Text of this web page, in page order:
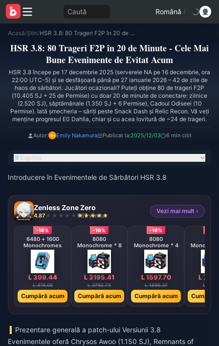
Caută Română /
Acasă/Știri/ HSR 3.8: 80 Trageri F2P în 20 de Minute - Cele Mai Bune Evenimente de Evitat Acum
HSR 3.8: 80 Trageri F2P în 20 de Minute - Cele Mai
Bune Evenimente de Evitat Acum
HSR 3.8 începe pe 17 decembrie 2025 (serverele NA pe 16 decembrie, ora
22:00 UTC-5) și se desfășoară până pe 27 ianuarie 2026 – 42 de zile de
haos de sărbători. Jucători ocazionali? Puteți obține 80 de trageri F2P
(10.405 SJ + 25 de Permise) cu doar 20 de minute de conectare: zilnice
(2.520 SJ), săptămânale (1.350 SJ + 6 Permise), Cadoul Odiseei (10
Permise). Iată șmecheria – săriți peste Snack Dash și Relic Recon. Vă veți
menține progresul E0 Dahlia, chiar și cu acea lovitură de ~24 de trageri.
Autor: Emily Nakamura Publicat la:2025/12/03 6 min citit
Cuprins
Introducere în Evenimentele de Sărbători HSR 3.8
Zenless Zone Zero
4.87 963 vândut
Vezi mai mult ›
-16%
6480 + 1600
Monochromes
L 399.44
L 474.09
Cumpără acum
-16%
8080
Monochrome * 8
L 3195.41
L 3792.75
Cumpără acum
-16%
8080
Monochrome * 4
L 1597.70
L 1896.37
Cumpără acum
L
L
Cumpără
Prezentare generală a patch-ului Versiunii 3.8
Evenimentele oferă Chrysos Awoo (1.150 SJ), Remnants of